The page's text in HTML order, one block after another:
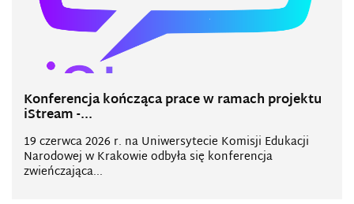
Konferencja kończąca prace w ramach projektu
iStream -...
19 czerwca 2026 r. na Uniwersytecie Komisji Edukacji
Narodowej w Krakowie odbyła się konferencja
zwieńczająca...